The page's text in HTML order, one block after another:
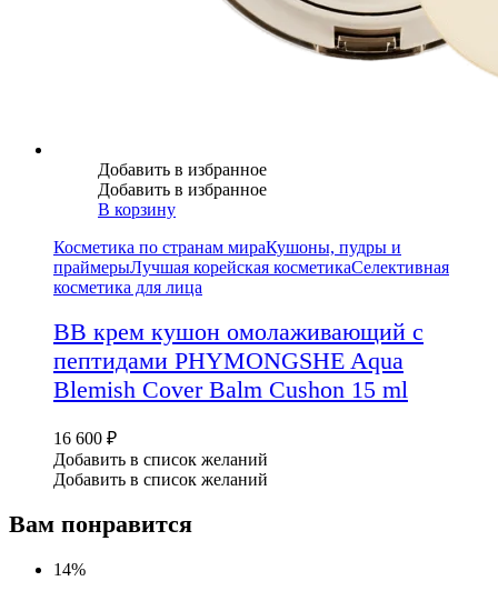
Добавить в избранное
Добавить в избранное
В корзину
Косметика по странам мираКушоны, пудры и
праймерыЛучшая корейская косметикаСелективная
косметика для лица
BB крем кушон омолаживающий с
пептидами PHYMONGSHE Aqua
Blemish Cover Balm Cushon 15 ml
16 600 ₽
Добавить в список желаний
Добавить в список желаний
Вам понравится
14%